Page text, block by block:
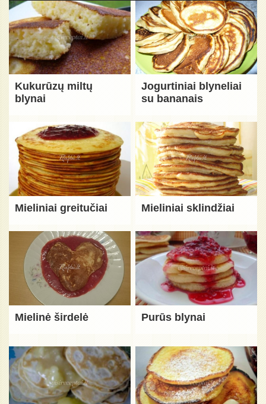
Kukurūzų miltų
blynai
Jogurtiniai blyneliai
su bananais
Mieliniai greitučiai Mieliniai sklindžiai
Mielinė širdelė Purūs blynai